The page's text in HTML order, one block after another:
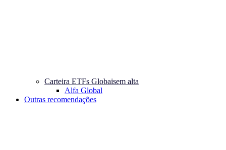
Carteira ETFs Globaisem alta
Alfa Global
Outras recomendações